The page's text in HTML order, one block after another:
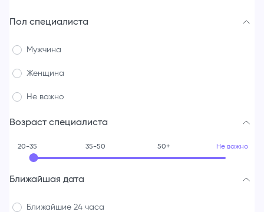
Пол специалиста
Мужчина
Женщина
Не важно
Возраст специалиста
20-35 35-50 50+ Не важно
Ближайшая дата
Ближайшие 24 часа